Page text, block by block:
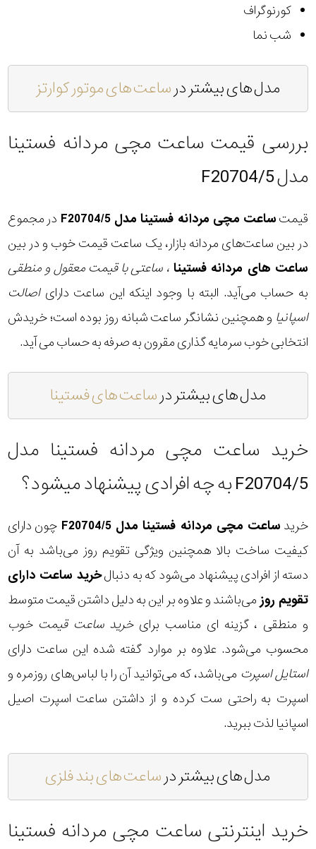
کورنوگراف
شب نما
مدل های بیشتر درساعت های موتور کوارتز
بررسی قیمت ساعت مچی مردانه فستینا
مدل F20704/5
قیمتساعت مچی مردانه فستینا مدل F20704/5
در مجموع
در بین ساعت‌های مردانه بازار، یک ساعت قیمت خوب و در بین
ساعت های مردانه فستینا، ساعتی با قیمت معقول و منطقی
به حساب می‌آید. البته با وجود اینکه این ساعت دارایاصالت
اسپانیا و همچنین نشانگر ساعت شبانه روز بوده است؛ خریدش
انتخابی خوب سرمایه گذاری مقرون به صرفه به حساب می آید.
مدل های بیشتر درساعت های فستینا
خرید ساعت مچی مردانه فستینا مدل
F20704/5 به چه افرادی پیشنهاد میشود؟
خرید ساعت مچی مردانه فستینا مدل F20704/5
چون دارای
کیفیت ساخت بالا همچنین ویژگی تقویم روز می‌باشد به آن
دسته از افرادی پیشنهاد می‌شود که به دنبالخرید ساعت دارای
تقویم روز می‌باشند و علاوه بر این به دلیل داشتن قیمت متوسط
و منطقی ، گزینه ای مناسب برایخرید ساعت قیمت خوب
محسوب می‌شود. علاوه بر موارد گفته شده این ساعت دارای
استایل اسپرت می‌باشد، که می‌توانید آن را با لباس‌های روزمره و
اسپرت به راحتی ست کرده و از داشتن ساعت اسپرت اصیل
اسپانیا لذت ببرید.
مدل های بیشتر درساعت های بند فلزی
خرید اینترنتی ساعت مچی مردانه فستینا